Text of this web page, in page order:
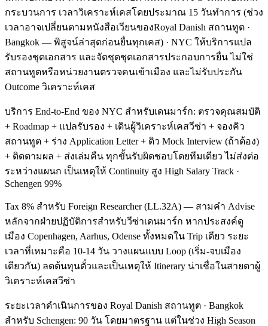
กระบวนการ เวลาวิเคราะห์เคสโดยประมาณ 15 วันทำการ (ช่วง
เวลาอาจเปลี่ยนตามหนังสือเวียนของRoyal Danish สถานทูต ·
Bangkok — พิสูจน์ล่าสุดก่อนยื่นทุกเคส) · NYC ให้บริการแปล
รับรองชุดเอกสาร และจัดชุดชุดเอกสารประกอบการยื่น ไม่ใช่
สถานทูตหรือหน่วยงานตรวจคนเข้าเมือง และไม่รับประกัน
Outcome วิเคราะห์เคส
บริการ End-to-End ของ NYC สำหรับเดนมาร์ก: ตรวจคุณสมบัติ
+ Roadmap + แปลรับรอง + เดินผู้วิเคราะห์เคสวีซ่า + จองคิว
สถานทูต + ร่าง Application Letter + ติว Mock Interview (ถ้าต้อง)
+ ติดตามผล + ส่งเล่มคืน ทุกขั้นรับผิดชอบโดยทีมเดียว ไม่ส่งต่อ
ระหว่างแผนก เป็นเหตุให้ Continuity สูง High Salary Track ·
Schengen 99%
Tax 8% สำหรับ Foreign Researcher (LL.32A) — สามคำ Advise
หลักจากฝ่ายปฏิบัติการสำหรับวีซ่าเดนมาร์ก หากประสงค์ดู
เมือง Copenhagen, Aarhus, Odense ทั้งหมดใน Trip เดียว ระยะ
เวลาที่เหมาะคือ 10-14 วัน วางแผนแบบ Loop (เริ่ม-จบเมือง
เดียวกัน) ลดต้นทุนตั๋วและเป็นเหตุให้ Itinerary น่าเชื่อในสายตาผู้
วิเคราะห์เคสวีซ่า
ระยะเวลาดำเนินการของ Royal Danish สถานทูต · Bangkok
สำหรับ Schengen: 90 วัน โดยมาตรฐาน แต่ในช่วง High Season